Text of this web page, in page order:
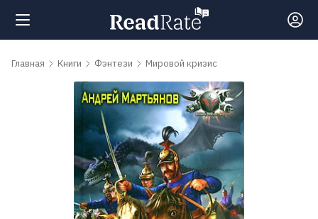
Поиск
Рейтинги
Главная Книги Фэнтези Мировой кризис